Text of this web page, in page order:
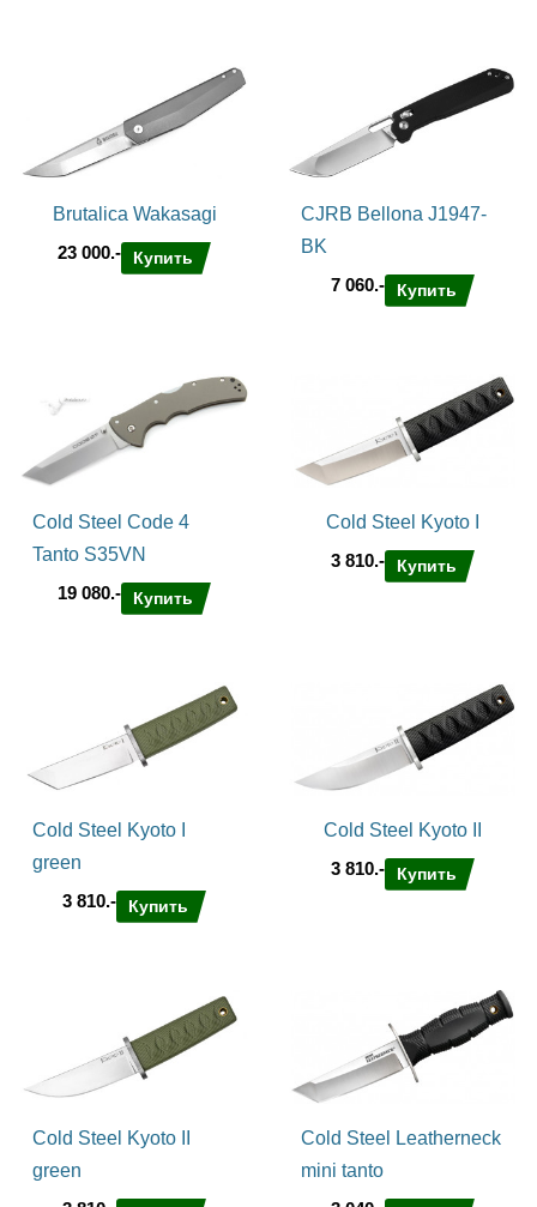
Brutalica Wakasagi
23 000.-
Купить
CJRB Bellona J1947-
BK
7 060.-
Купить
Cold Steel Code 4
Tanto S35VN
19 080.-
Купить
Cold Steel Kyoto I
3 810.-
Купить
Cold Steel Kyoto I
green
3 810.-
Купить
Cold Steel Kyoto II
3 810.-
Купить
Cold Steel Kyoto II
green
Cold Steel Leatherneck
mini tanto